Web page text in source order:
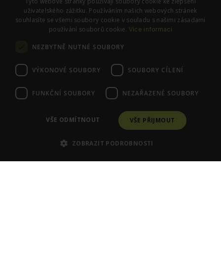
SLEDUJTE NÁS
© PraváJá. Všechna práva vyhrazena.
uživatelského zážitku. Používáním našich webových stránek
souhlasíte se všemi soubory cookie v souladu s našimi zásadami
používání souborů cookie. Více informací
NEZBYTNĚ NUTNÉ SOUBORY
VÝKONOVÉ SOUBORY SOUBORY CÍLENÍ
FUNKČNÍ SOUBORY NEZAŘAZENÉ SOUBORY
VŠE PŘIJMOUT
VŠE ODMÍTNOUT
ZOBRAZIT PODROBNOSTI